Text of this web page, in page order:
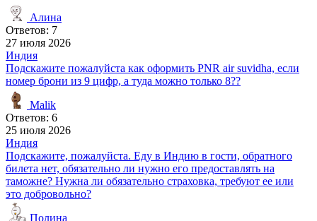
Алина
Ответов: 7
27 июля 2026
Индия
Подскажите пожалуйста как оформить PNR air suvidha, если
номер брони из 9 цифр, а туда можно только 8??
Malik
Ответов: 6
25 июля 2026
Индия
Подскажите, пожалуйста. Еду в Индию в гости, обратного
билета нет, обязательно ли нужно его предоставлять на
таможне? Нужна ли обязательно страховка, требуют ее или
это добровольно?
Полина